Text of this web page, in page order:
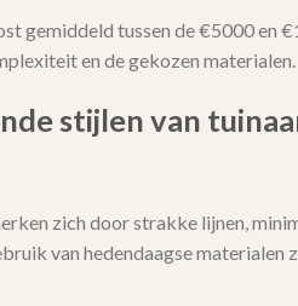
gemiddeld tussen de €5000 en
en de gekozen materialen.
stijlen van
zich door strakke lijnen,
van hedendaagse materialen